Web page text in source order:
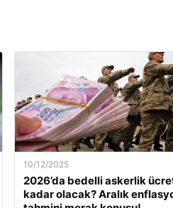
10/12/2025
2026’da bedelli askerlik
kadar olacak? Aralık